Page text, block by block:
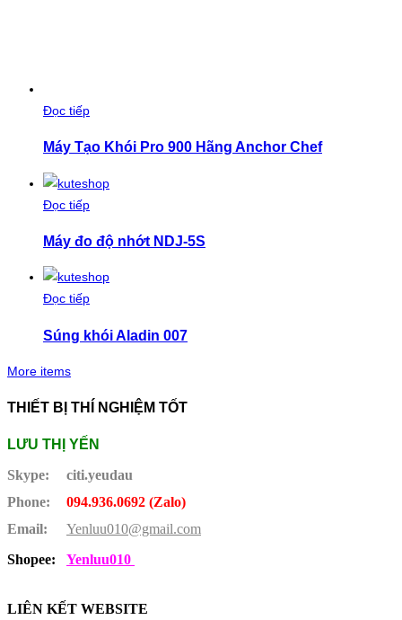
Đọc tiếp
Máy Tạo Khói Pro 900 Hãng Anchor Chef
Đọc tiếp
Máy đo độ nhớt NDJ-5S
Đọc tiếp
Súng khói Aladin 007
More items
THIẾT BỊ THÍ NGHIỆM TỐT
LƯU THỊ YẾN
Skype:
citi.yeudau
Phone:
094.936.0692 (Zalo)
Email:
Yenluu010@gmail.com
Shopee:
Yenluu010
LIÊN KẾT WEBSITE